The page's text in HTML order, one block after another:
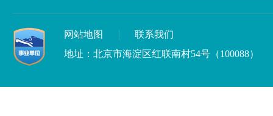
网站地图
联系我们
地址：北京市海淀区红联南村54号（100088）